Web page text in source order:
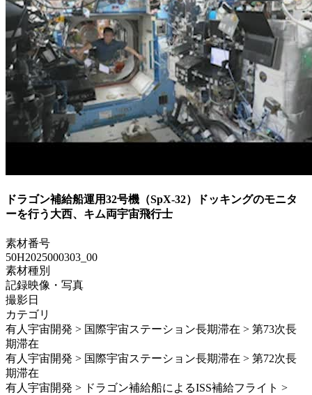
ドラゴン補給船運用32号機（SpX-32）ドッキングのモニタ
ーを行う大西、キム両宇宙飛行士
素材番号
50H2025000303_00
素材種別
記録映像・写真
撮影日
カテゴリ
有人宇宙開発 > 国際宇宙ステーション長期滞在 > 第73次長
期滞在
有人宇宙開発 > 国際宇宙ステーション長期滞在 > 第72次長
期滞在
有人宇宙開発 > ドラゴン補給船によるISS補給フライト >